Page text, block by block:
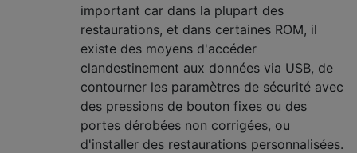
important car dans la plupart des
restaurations, et dans certaines ROM, il
existe des moyens d'accéder
clandestinement aux données via USB, de
contourner les paramètres de sécurité avec
des pressions de bouton fixes ou des
portes dérobées non corrigées, ou
d'installer des restaurations personnalisées.